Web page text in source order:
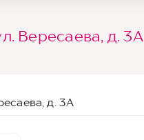
Вересаева, д. 3А
д. 3А